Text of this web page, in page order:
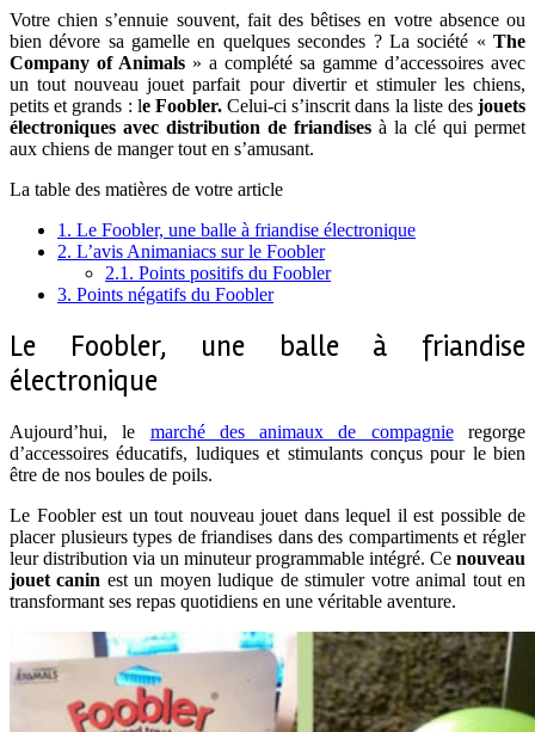
Votre chien s’ennuie souvent, fait des bêtises en votre absence ou
bien dévore sa gamelle en quelques secondes ? La société « The
Company of Animals » a complété sa gamme d’accessoires avec
un tout nouveau jouet parfait pour divertir et stimuler les chiens,
petits et grands : le Foobler.Celui-ci s’inscrit dans la liste desjouets
électroniques avec distribution de friandises à la clé qui permet
aux chiens de manger tout en s’amusant.
La table des matières de votre article
1. Le Foobler, une balle à friandise électronique
2. L’avis Animaniacs sur le Foobler
2.1. Points positifs du Foobler
3. Points négatifs du Foobler
Le Foobler, une balle à friandise
électronique
Aujourd’hui, le marché des animaux de compagnieregorge
d’accessoires éducatifs, ludiques et stimulants conçus pour le bien
être de nos boules de poils.
Le Foobler est un tout nouveau jouet dans lequel il est possible de
placer plusieurs types de friandises dans des compartiments et régler
leur distribution via un minuteur programmable intégré. Ce nouveau
jouet canin est un moyen ludique de stimuler votre animal tout en
transformant ses repas quotidiens en une véritable aventure.